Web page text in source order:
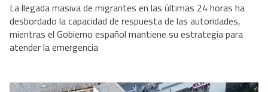
La llegada masiva de migrantes en las últimas 24 horas ha
desbordado la capacidad de respuesta de las autoridades,
mientras el Gobierno español mantiene su estrategia para
atender la emergencia